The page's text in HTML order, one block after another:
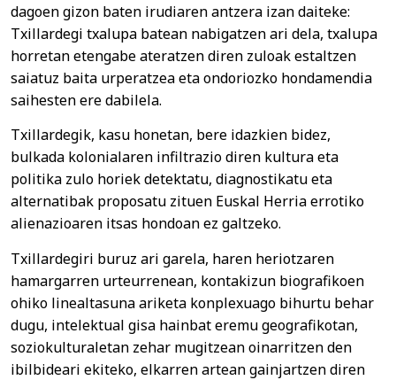
dagoen gizon baten irudiaren antzera izan daiteke:
Txillardegi txalupa batean nabigatzen ari dela, txalupa
horretan etengabe ateratzen diren zuloak estaltzen
saiatuz baita urperatzea eta ondoriozko hondamendia
saihesten ere dabilela.
Txillardegik, kasu honetan, bere idazkien bidez,
bulkada kolonialaren infiltrazio diren kultura eta
politika zulo horiek detektatu, diagnostikatu eta
alternatibak proposatu zituen Euskal Herria errotiko
alienazioaren itsas hondoan ez galtzeko.
Txillardegiri buruz ari garela, haren heriotzaren
hamargarren urteurrenean, kontakizun biografikoen
ohiko linealtasuna ariketa konplexuago bihurtu behar
dugu, intelektual gisa hainbat eremu geografikotan,
soziokulturaletan zehar mugitzean oinarritzen den
ibilbideari ekiteko, elkarren artean gainjartzen diren